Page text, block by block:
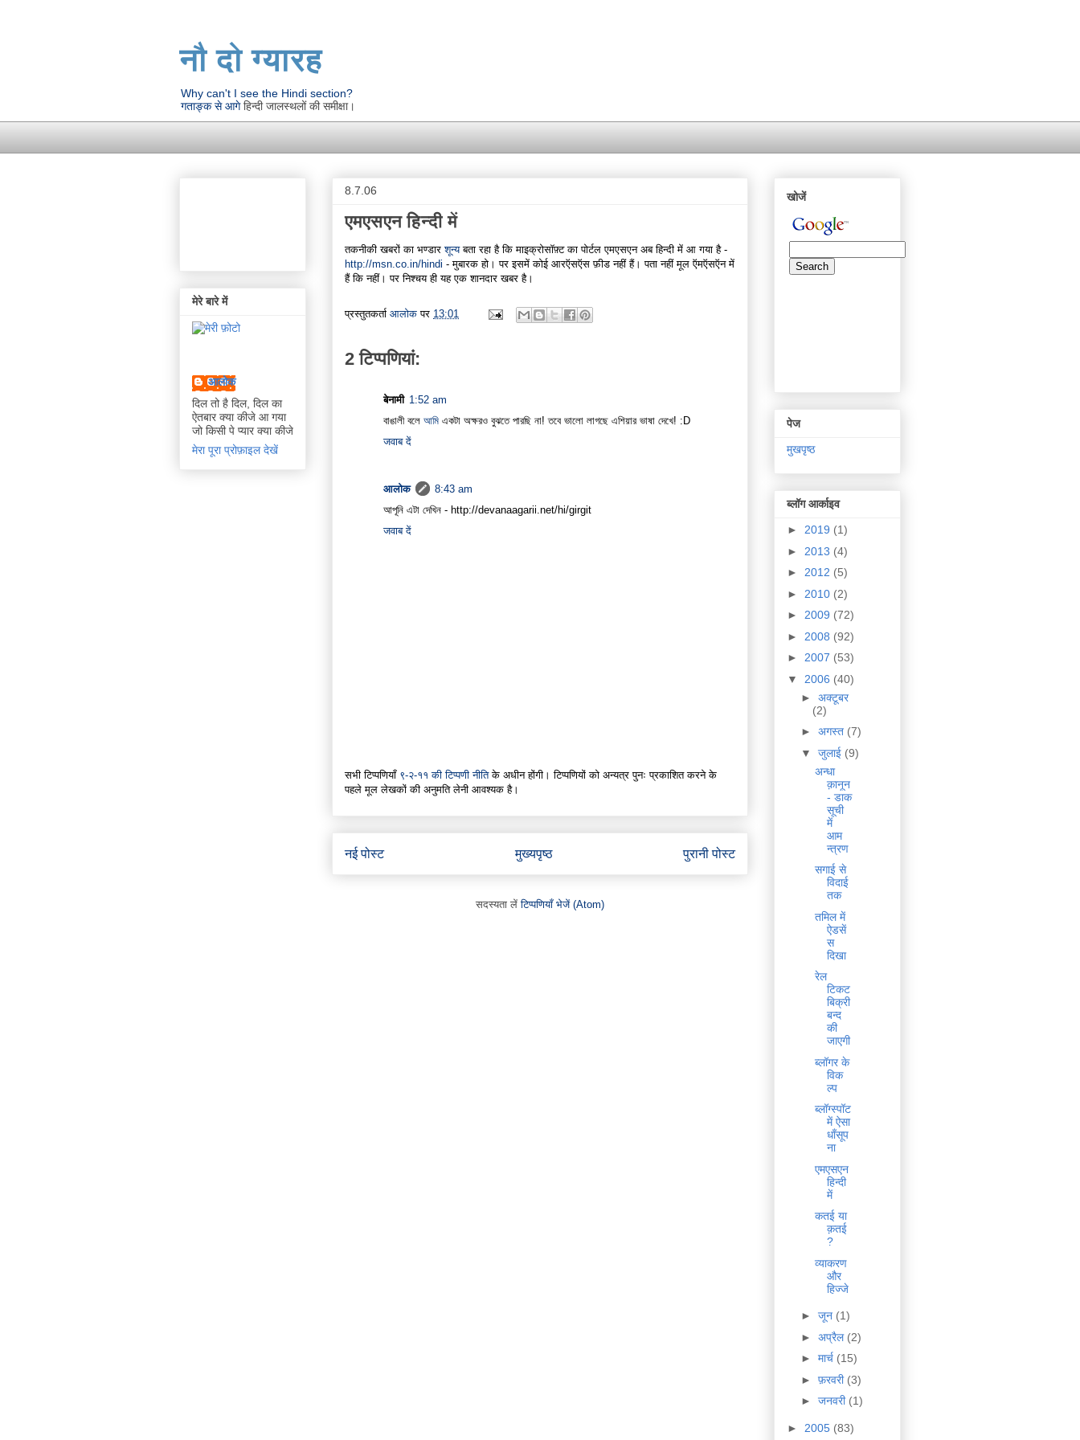
नौ दो ग्यारह
Why can't I see the Hindi section?
गताङ्क से आगेहिन्दी जालस्थलों की समीक्षा।
8.7.06
एमएसएन हिन्दी में
तकनीकी खबरों का भण्डारशून्यबता रहा है कि माइक्रोसॉफ़्ट का पोर्टल एमएसएन अब हिन्दी में आ गया है -
http://msn.co.in/hindi - मुबारक हो। पर इसमें कोई आरऍसऍस फ़ीड नहीं हैं। पता नहीं मूल ऍमऍसऍन में
हैं कि नहीं। पर निश्चय ही यह एक शानदार खबर है।
प्रस्तुतकर्ता आलोक पर 13:01
2 टिप्‍पणियां:
बेनामी 1:52 am
বাঙালী বলে আমি একটা অক্ষরও বুঝতে পারছি না! তবে ভালো লাগছে এশিয়ার ভাষা দেখে! :D
जवाब दें
आलोक
8:43 am
আপূনি এটা দেখিন - http://devanaagarii.net/hi/girgit
जवाब दें
सभी टिप्पणियाँ ९-२-११ की टिप्पणी नीतिके अधीन होंगी। टिप्पणियों को अन्यत्र पुनः प्रकाशित करने के
पहले मूल लेखकों की अनुमति लेनी आवश्यक है।
नई पोस्ट पुरानी पोस्ट
मुख्यपृष्ठ
सदस्यता लेंटिप्पणियाँ भेजें (Atom)
मेरे बारे में
आलोक
दिल तो है दिल, दिल का
ऐतबार क्या कीजे आ गया
जो किसी पे प्यार क्या कीजे
मेरा पूरा प्रोफ़ाइल देखें
खोजें
पेज
मुखपृष्ठ
ब्लॉग आर्काइव
► 2019 (1)
► 2013 (4)
► 2012 (5)
► 2010 (2)
► 2009 (72)
► 2008 (92)
► 2007 (53)
▼ 2006 (40)
► अक्टूबर
(2)
► अगस्त (7)
▼ जुलाई (9)
अन्धा
क़ानून
- डाक
सूची
में
आम
न्त्रण
सगाई से
विदाई
तक
तमिल में
ऐडसें
स
दिखा
रेल
टिकट
बिक्री
बन्द
की
जाएगी
ब्लॉगर के
विक
ल्प
ब्लॉग्स्पॉट
में ऐसा
धाँसूप
ना
एमएसएन
हिन्दी
में
कतई या
क़तई
?
व्याकरण
और
हिज्जे
► जून (1)
► अप्रैल (2)
► मार्च (15)
► फ़रवरी (3)
► जनवरी (1)
► 2005 (83)